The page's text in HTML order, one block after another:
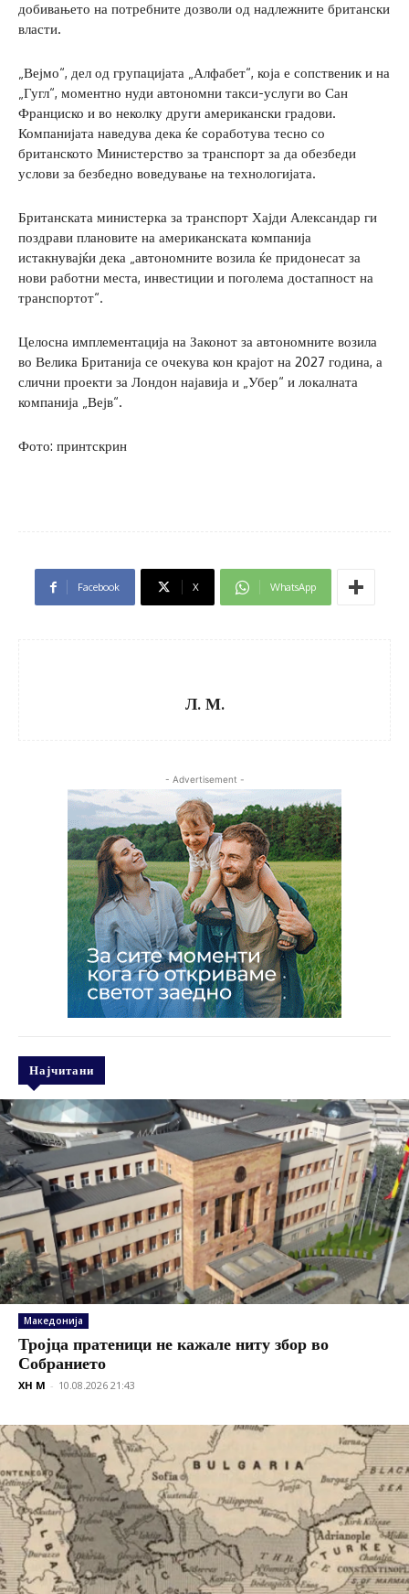
добивањето на потребните дозволи од надлежните британски
власти.
„Вејмо“, дел од групацијата „Алфабет“, која е сопственик и на
„Гугл“, моментно нуди автономни такси-услуги во Сан
Франциско и во неколку други американски градови.
Компанијата наведува дека ќе соработува тесно со
британското Министерство за транспорт за да обезбеди
услови за безбедно воведување на технологијата.
Британската министерка за транспорт Хајди Александар ги
поздрави плановите на американската компанија
истакнувајќи дека „автономните возила ќе придонесат за
нови работни места, инвестиции и поголема достапност на
транспортот“.
Целосна имплементација на Законот за автономните возила
во Велика Британија се очекува кон крајот на 2027 година, а
слични проекти за Лондон најавија и „Убер“ и локалната
компанија „Вејв“.
Фото: принтскрин
Facebook X WhatsApp
Л. М.
- Advertisement -
Најчитани
Македонија
Тројца пратеници не кажале ниту збор во
Собранието
XH M - 10.08.2026 21:43